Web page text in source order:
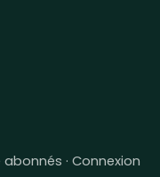
abonnés · Connexion